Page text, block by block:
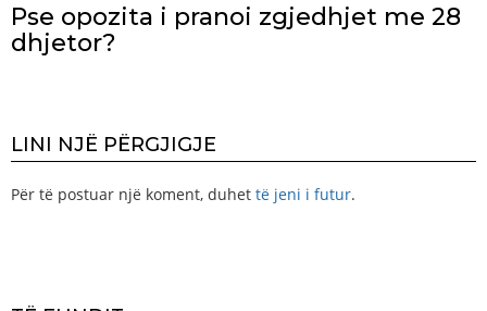
Pse opozita i pranoi zgjedhjet me 28
dhjetor?
LINI NJË PËRGJIGJE
Për të postuar një koment, duhet të jeni i futur.